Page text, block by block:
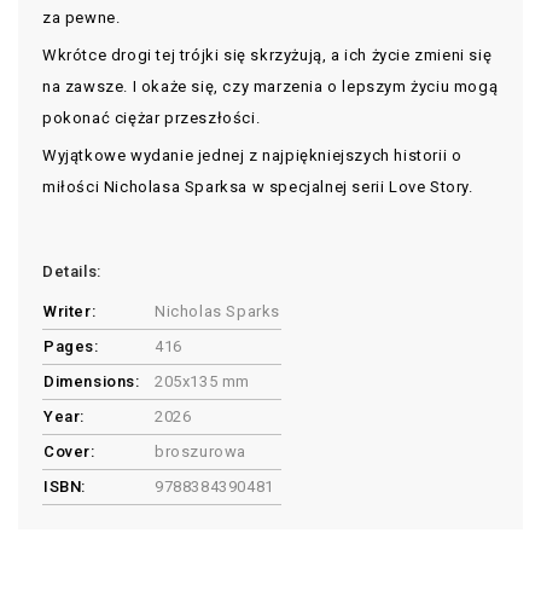
za pewne.
Wkrótce drogi tej trójki się skrzyżują, a ich życie zmieni się
na zawsze. I okaże się, czy marzenia o lepszym życiu mogą
pokonać ciężar przeszłości.
Wyjątkowe wydanie jednej z najpiękniejszych historii o
miłości Nicholasa Sparksa w specjalnej serii Love Story.
Details:
Writer:
Nicholas Sparks
Pages:
416
Dimensions:
205x135 mm
Year:
2026
Cover:
broszurowa
ISBN:
9788384390481